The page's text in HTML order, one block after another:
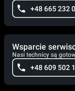
+48 665 232
Wsparcie
Nasi technicy są
+48 609 502